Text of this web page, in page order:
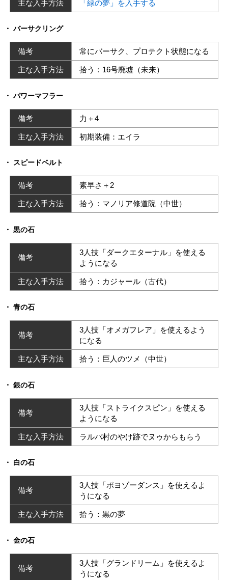
主な入手方法 「緑の夢」を入手する
バーサクリング
備考 常にバーサク、プロテクト状態になる
主な入手方法 拾う：16号廃墟（未来）
パワーマフラー
備考 力＋4
主な入手方法 初期装備：エイラ
スピードベルト
備考 素早さ＋2
主な入手方法 拾う：マノリア修道院（中世）
黒の石
備考
3人技「ダークエターナル」を使える
ようになる
主な入手方法 拾う：カジャール（古代）
青の石
備考
3人技「オメガフレア」を使えるよう
になる
主な入手方法 拾う：巨人のツメ（中世）
銀の石
備考
3人技「ストライクスピン」を使える
ようになる
主な入手方法 ラルバ村のやけ跡でヌゥからもらう
白の石
備考
3人技「ポヨゾーダンス」を使えるよ
うになる
主な入手方法 拾う：黒の夢
金の石
備考
3人技「グランドリーム」を使えるよ
うになる